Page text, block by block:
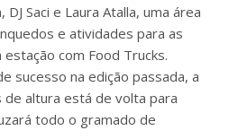
Saci e Laura Atalla, uma área
e atividades para as
estação com Food Trucks.
sucesso na edição passada, a
altura está de volta para
todo o gramado de